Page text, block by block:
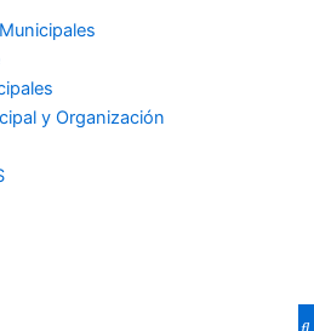
y Organización